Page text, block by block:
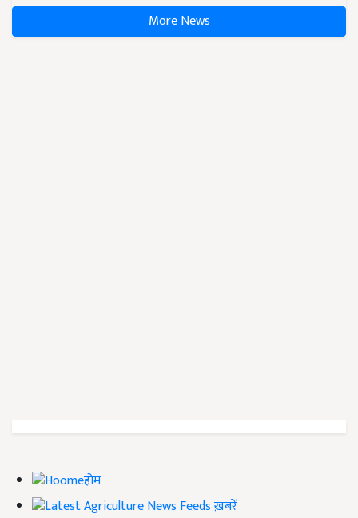
More News
होम
ख़बरें